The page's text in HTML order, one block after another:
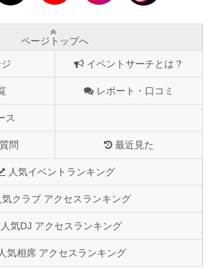
ページトップへ
イベントサーチとは？
レポート・口コミ
ス
問 最近見た
人気イベントランキング
気クラブ アクセスランキング
人気DJ アクセスランキング
気相席 アクセスランキング